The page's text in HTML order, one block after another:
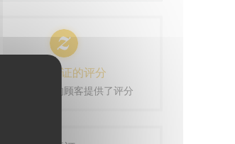
100% 验证的评分
仅进行过预订的顾客提供了评分